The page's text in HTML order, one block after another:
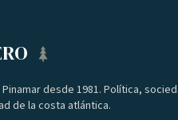
desde 1981. Política,
de la costa atlántica.